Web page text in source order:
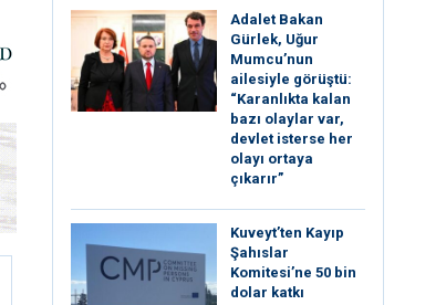
Adalet Bakan
Gürlek, Uğur
Mumcu’nun
ailesiyle görüştü:
“Karanlıkta kalan
bazı olaylar var,
devlet isterse her
olayı ortaya
çıkarır”
Kuveyt’ten Kayıp
Şahıslar
Komitesi’ne 50 bin
dolar katkı